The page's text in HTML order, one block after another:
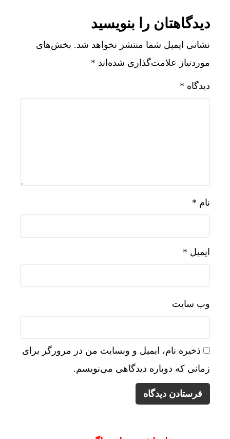
دیدگاهتان را بنویسید
نشانی ایمیل شما منتشر نخواهد شد. بخش‌های
موردنیاز علامت‌گذاری شده‌اند *
دیدگاه *
نام *
ایمیل *
وب‌ سایت
ذخیره نام، ایمیل و وبسایت من در مرورگر برای
زمانی که دوباره دیدگاهی می‌نویسم.